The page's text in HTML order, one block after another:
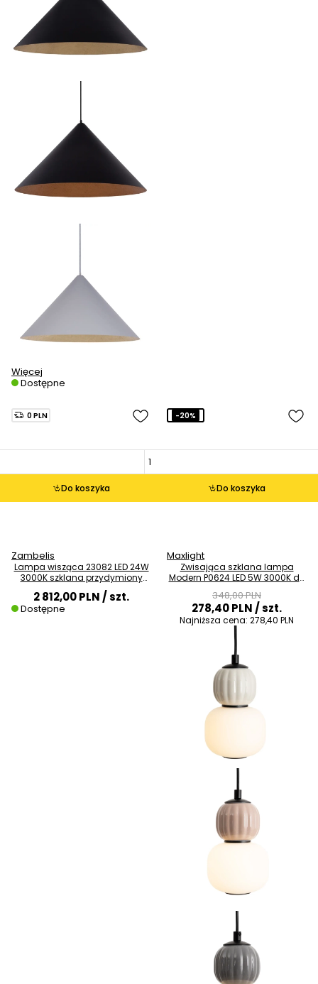
Więcej
Dostępne
Do koszyka
0 PLN
Zambelis
Lampa wisząca 23082 LED 24W
3000K szklana przydymiony
2 812,00 PLN/ szt.
Dostępne
Do koszyka
-20%
Maxlight
Zwisająca szklana lampa
Modern P0624 LED 5W 3000K do
348,00 PLN
278,40 PLN/ szt.
Najniższa cena: 278,40 PLN